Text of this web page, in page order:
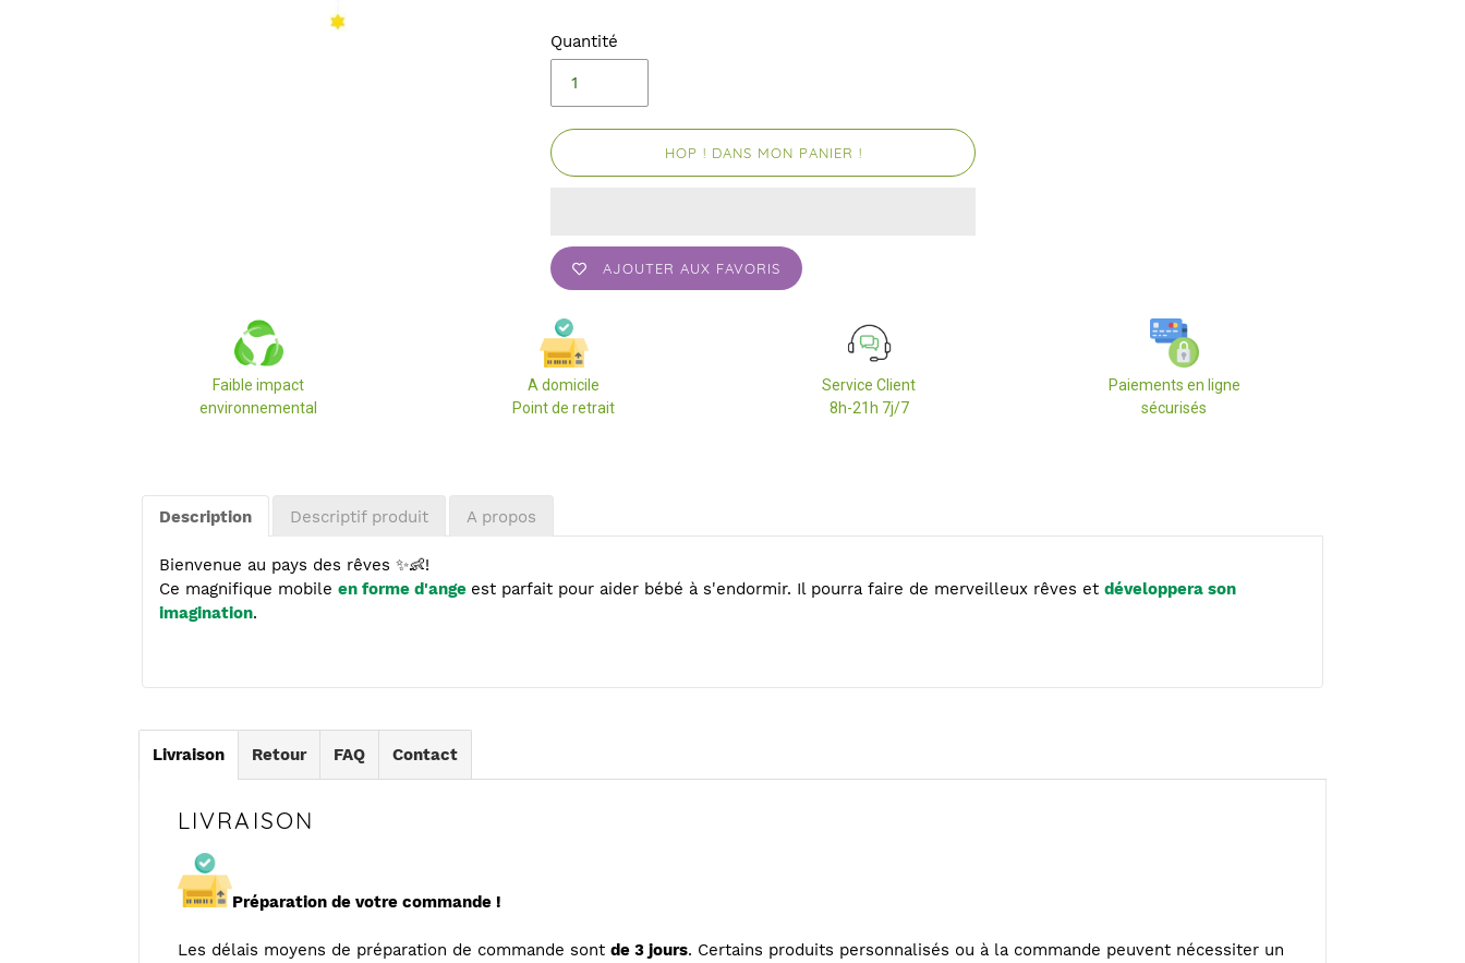
Quantité
HOP ! DANS MON PANIER !
AJOUTER AUX FAVORIS
Faible impact
environnemental
A domicile
Point de retrait
Service Client
8h-21h 7j/7
Paiements en ligne
sécurisés
produitDescription Descriptif produit A propos
Bienvenue au pays des rêves ✨👶!
Ce magnifique mobile en forme d'ange est parfait pour aider bébé à s'endormir. Il pourra faire de merveilleux rêves et développera son
imagination.
Livraison Retour FAQ Contact
LIVRAISON
Préparation de votre commande !
Les délais moyens de préparation de commande sont de 3 jours. Certains produits personnalisés ou à la commande peuvent nécessiter un